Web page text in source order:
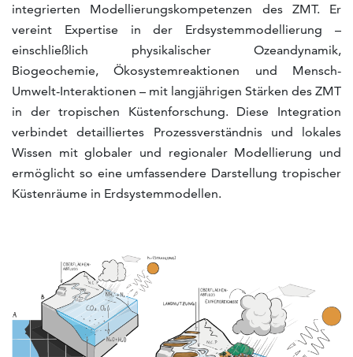
integrierten Modellierungskompetenzen des ZMT. Er
vereint Expertise in der Erdsystemmodellierung –
einschließlich physikalischer Ozeandynamik,
Biogeochemie, Ökosystemreaktionen und Mensch-
Umwelt-Interaktionen – mit langjährigen Stärken des ZMT
in der tropischen Küstenforschung. Diese Integration
verbindet detailliertes Prozessverständnis und lokales
Wissen mit globaler und regionaler Modellierung und
ermöglicht so eine umfassendere Darstellung tropischer
Küstenräume in Erdsystemmodellen.